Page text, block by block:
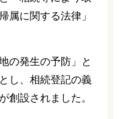
属に関する法律」
の発生の予防」と
し、相続登記の義
創設されました。